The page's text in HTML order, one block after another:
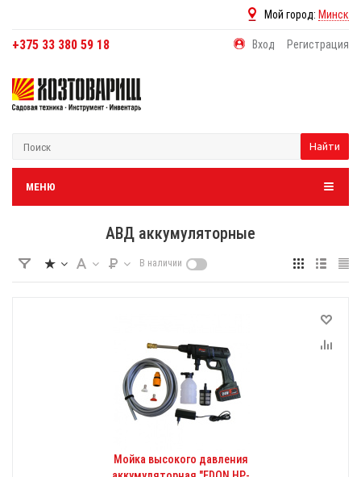
Мой город: Минск
+375 33 380 59 18 Вход Регистрация
Найти
МЕНЮ
АВД аккумуляторные
В наличии
Мойка высокого давления